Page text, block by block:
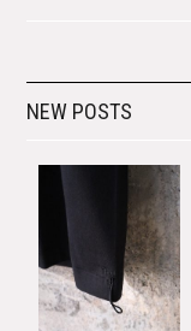
NEW POSTS